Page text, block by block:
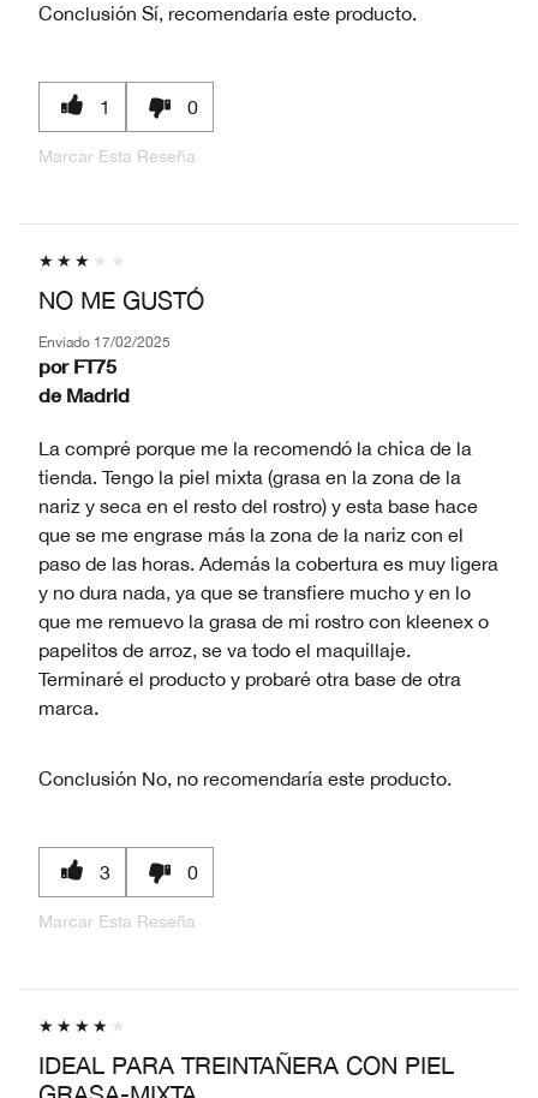
Conclusión Sí, recomendaría este producto.
1 0
Marcar Esta Reseña
NO ME GUSTÓ
Enviado 17/02/2025
por FT75
de Madrid
La compré porque me la recomendó la chica de la
tienda. Tengo la piel mixta (grasa en la zona de la
nariz y seca en el resto del rostro) y esta base hace
que se me engrase más la zona de la nariz con el
paso de las horas. Además la cobertura es muy ligera
y no dura nada, ya que se transfiere mucho y en lo
que me remuevo la grasa de mi rostro con kleenex o
papelitos de arroz, se va todo el maquillaje.
Terminaré el producto y probaré otra base de otra
marca.
Conclusión No, no recomendaría este producto.
3 0
Marcar Esta Reseña
IDEAL PARA TREINTAÑERA CON PIEL